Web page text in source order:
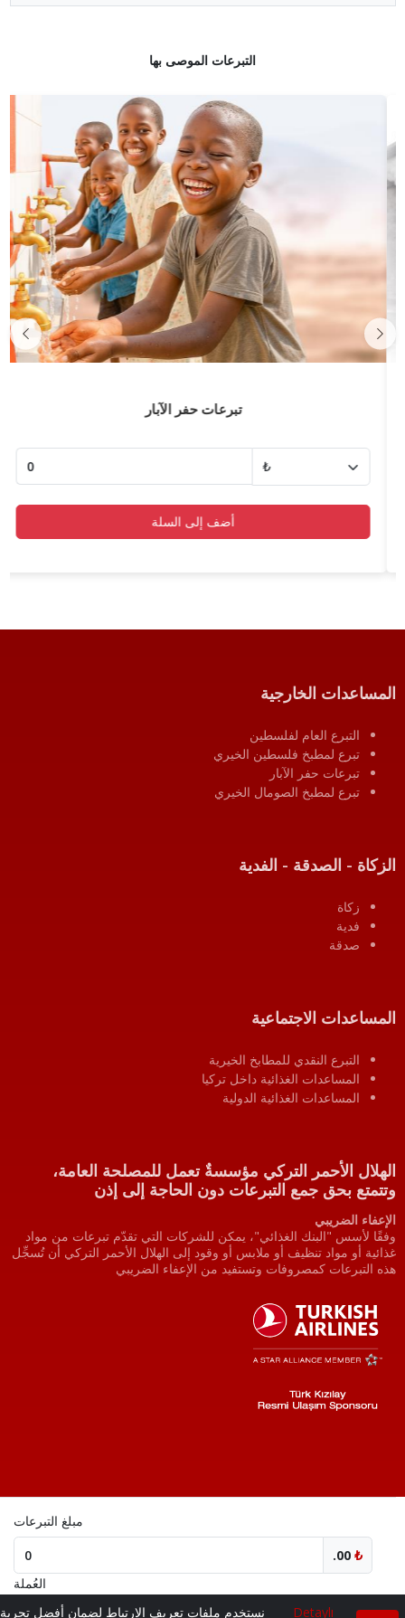
مبلغ التبرعات
.00 ₺
العُملة
التبرعات الموصى بها
التبرع النقدي للمطابخ الخيرية
أضف إلى السلة
Previous
نستخدم ملفات تعريف الارتباط لضمان أفضل تجربة Detaylı
المساعدات الخارجية
التبرع العام لفلسطين
تبرع لمطبخ فلسطين الخيري
تبرعات حفر الآبار
تبرع لمطبخ الصومال الخيري
الزكاة - الصدقة - الفدية
زكاة
فدية
صدقة
المساعدات الاجتماعية
التبرع النقدي للمطابخ الخيرية
المساعدات الغذائية داخل تركيا
المساعدات الغذائية الدولية
الهلال الأحمر التركي مؤسسةٌ تعمل للمصلحة العامة،
وتتمتع بحق جمع التبرعات دون الحاجة إلى إذن
الإعفاء الضريبي
وفقًا لأسس "البنك الغذائي"، يمكن للشركات التي تقدّم تبرعات من مواد
غذائية أو مواد تنظيف أو ملابس أو وقود إلى الهلال الأحمر التركي أن تُسجِّل
هذه التبرعات كمصروفات وتستفيد من الإعفاء الضريبي
© Türk Kızılay.
All rights